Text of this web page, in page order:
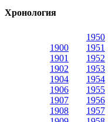
Хронология
1900
1901
1902
1904
1906
1907
1908
1950
1951
1952
1953
1954
1955
1956
1957